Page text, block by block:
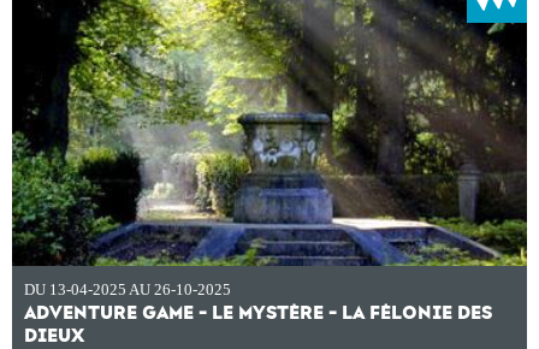
DU 13-04-2025 AU 26-10-2025
ADVENTURE GAME - LE MYSTÈRE - LA FÉLONIE DES
DIEUX